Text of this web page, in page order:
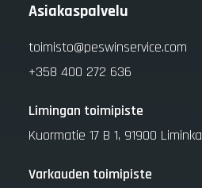
Asiakaspalvelu
toimisto@peswinservice.com
+358 400 272 636
Limingan toimipiste
Kuormatie 17 B 1, 91900 Liminka
Varkauden toimipiste